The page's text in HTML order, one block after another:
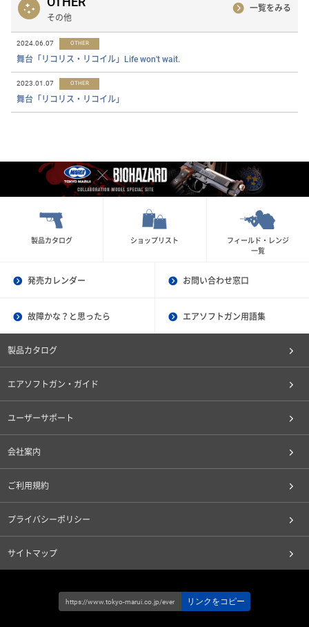
その他
一覧をみる
2024.06.07 OTHER
舞台「リコリス・リコイル」Life won't wait.
2023.01.07 OTHER
舞台「リコリス・リコイル」
製品カタログ ショップリスト
フィールド・レンジ
一覧
発売カレンダー お問い合わせ窓口
故障かな？と思ったら エアソフトガン用語集
製品カタログ
エアソフトガン・ガイド
ユーザーサポート
会社案内
ご利用規約
プライバシーポリシー
サイトマップ
リンクをコピー